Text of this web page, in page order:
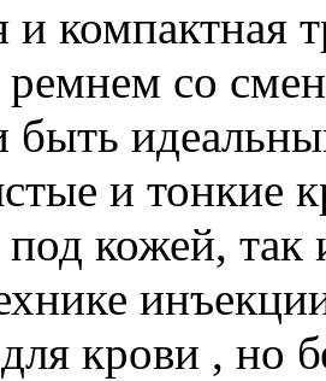
и компактная
ремнем со
быть
и тонкие
кожей, так
крови , но